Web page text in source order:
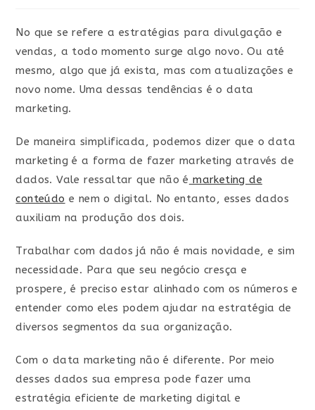
No que se refere a estratégias para divulgação e
vendas, a todo momento surge algo novo. Ou até
mesmo, algo que já exista, mas com atualizações e
novo nome. Uma dessas tendências é o data
marketing.
De maneira simplificada, podemos dizer que o data
marketing é a forma de fazer marketing através de
dados. Vale ressaltar que não é marketing de
conteúdo e nem o digital. No entanto, esses dados
auxiliam na produção dos dois.
Trabalhar com dados já não é mais novidade, e sim
necessidade. Para que seu negócio cresça e
prospere, é preciso estar alinhado com os números e
entender como eles podem ajudar na estratégia de
diversos segmentos da sua organização.
Com o data marketing não é diferente. Por meio
desses dados sua empresa pode fazer uma
estratégia eficiente de marketing digital e